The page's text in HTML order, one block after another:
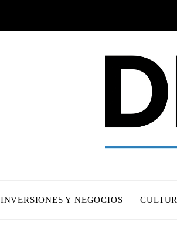
INVERSIONES Y NEGOCIOS